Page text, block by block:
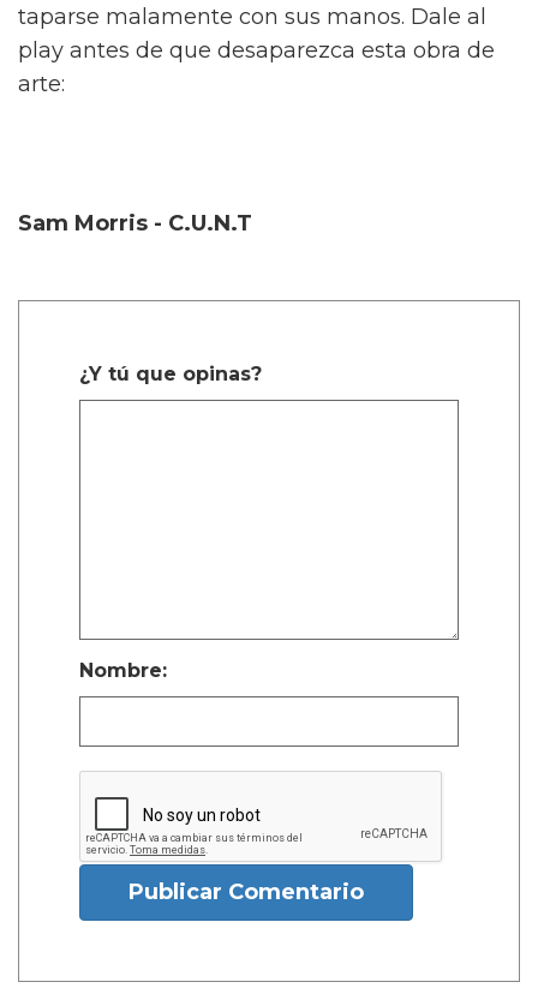
taparse malamente con sus manos. Dale al
play antes de que desaparezca esta obra de
arte:
Sam Morris - C.U.N.T
¿Y tú que opinas?
Nombre:
Publicar Comentario